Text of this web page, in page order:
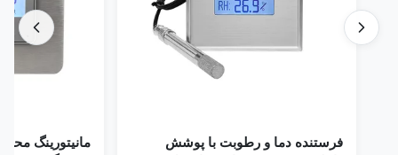
فرستنده دما و رطوبت با پوشش
مانیتورینگ محیطی